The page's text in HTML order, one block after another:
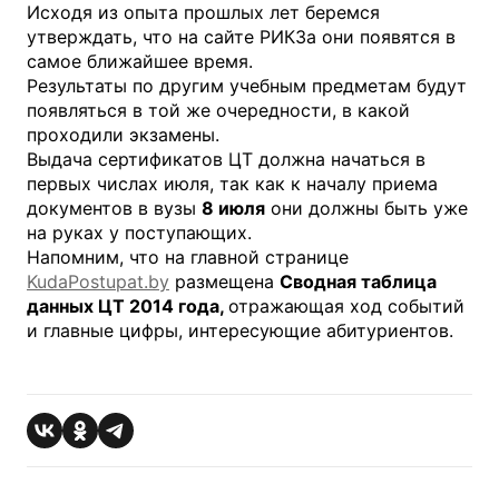
Исходя из опыта прошлых лет беремся
утверждать, что на сайте РИКЗа они появятся в
самое ближайшее время.
Результаты по другим учебным предметам будут
появляться в той же очередности, в какой
проходили экзамены.
Выдача сертификатов ЦТ должна начаться в
первых числах июля, так как к началу приема
документов в вузы 8 июля они должны быть уже
на руках у поступающих.
Напомним, что на главной странице
KudaPostupat.by размещена Сводная таблица
данных ЦТ 2014 года, отражающая ход событий
и главные цифры, интересующие абитуриентов.